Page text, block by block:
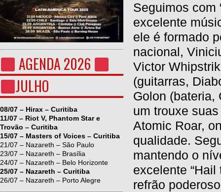
AGENDA 2026
JULHO
08/07 – Hirax – Curitiba
11/07 – Riot V, Phantom Star e
Trovão – Curitiba
15/07 – Masters of Voices – Curitiba
21/07 – Nazareth – São Paulo
23/07 – Nazareth – Brasília
24/07 – Nazareth – Belo Horizonte
25/07 – Nazareth – Curitiba
26/07 – Nazareth – Porto Alegre
Seguimos com
excelente
ele é formado
nacional,
Victor
(guitarras,
Golon (bateria,
um trouxe
Atomic Roar,
qualidade.
mantendo o
excelente
refrão